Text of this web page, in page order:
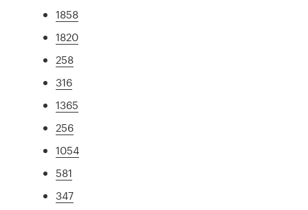
1858
1820
258
316
1365
256
1054
581
347